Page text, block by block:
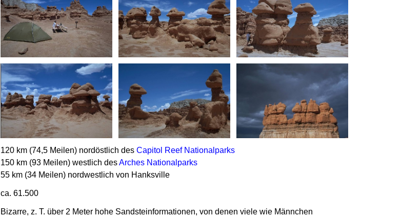
120 km (74,5 Meilen) nordöstlich desCapitol Reef Nationalparks
150 km (93 Meilen) westlich desArches Nationalparks
55 km (34 Meilen) nordwestlich von Hanksville
ca. 61.500
Bizarre, z. T. über 2 Meter hohe Sandsteinformationen, von denen viele wie Männchen